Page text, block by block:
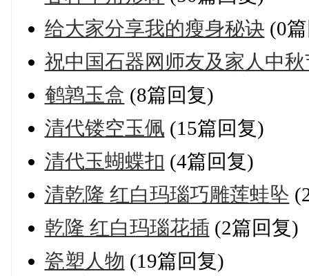
给大家分享我的瘦身秘诀 (0
祝中国石器网师友及家人中
鹌鹑玉盒 (8篇回复)
清代镂空玉佩 (15篇回复)
清代玉蝴蝶扣 (4篇回复)
清乾隆 红白玛瑙巧雕莲蛙坠
乾隆 红白玛瑙花插 (2篇回复)
瓷塑人物 (19篇回复)